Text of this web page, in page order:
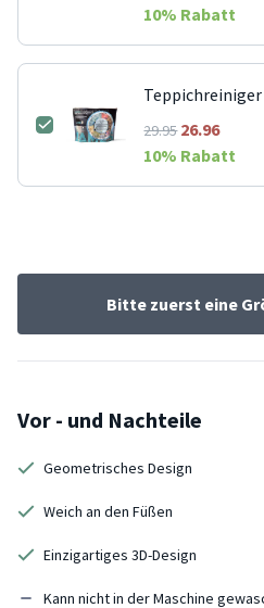
10% Rabatt
29.9526.96
10% Rabatt
Bitte zuerst eine
Vor - und Nachteile
Geometrisches Design
Weich an den Füßen
Einzigartiges 3D-Design
Kann nicht in der Maschine